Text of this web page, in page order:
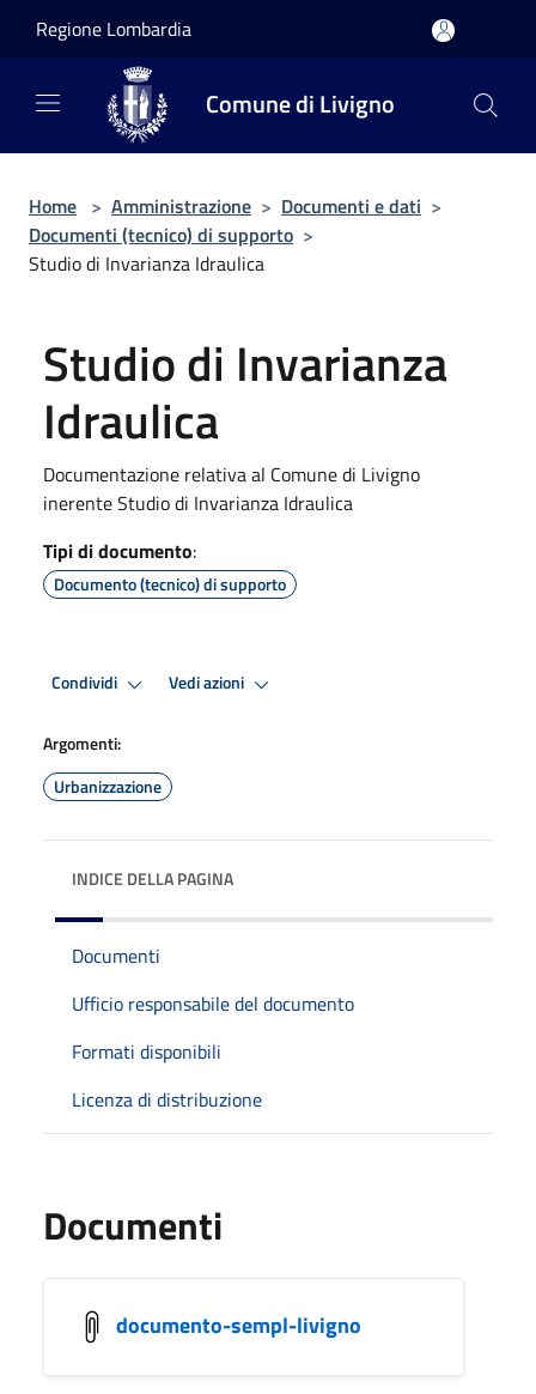
Regione Lombardia
Comune di Livigno
Home > Amministrazione > Documenti e dati >
Documenti (tecnico) di supporto >
Studio di Invarianza Idraulica
Studio di Invarianza
Idraulica
Documentazione relativa al Comune di Livigno
inerente Studio di Invarianza Idraulica
Tipi di documento:
Documento (tecnico) di supporto
Condividi Vedi azioni
Argomenti:
Urbanizzazione
INDICE DELLA PAGINA
Documenti
Ufficio responsabile del documento
Formati disponibili
Licenza di distribuzione
Documenti
documento-sempl-livigno